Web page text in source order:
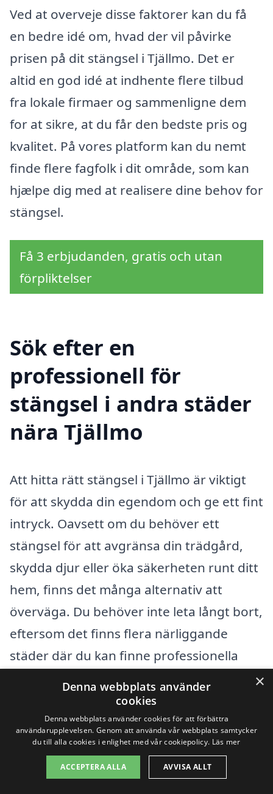
Ved at overveje disse faktorer kan du få
en bedre idé om, hvad der vil påvirke
prisen på dit stängsel i Tjällmo. Det er
altid en god idé at indhente flere tilbud
fra lokale firmaer og sammenligne dem
for at sikre, at du får den bedste pris og
kvalitet. På vores platform kan du nemt
finde flere fagfolk i dit område, som kan
hjælpe dig med at realisere dine behov for
stängsel.
Få 3 erbjudanden, gratis och utan
förpliktelser
Sök efter en
professionell för
stängsel i andra städer
nära Tjällmo
Att hitta rätt stängsel i Tjällmo är viktigt
för att skydda din egendom och ge ett fint
intryck. Oavsett om du behöver ett
stängsel för att avgränsa din trädgård,
skydda djur eller öka säkerheten runt ditt
hem, finns det många alternativ att
överväga. Du behöver inte leta långt bort,
eftersom det finns flera närliggande
städer där du kan finne professionella
Några av de omgivande städerna där du
kan söka hjälp med stängsel inkluderar:
Motala
×
Denna webbplats använder
cookies
Denna webbplats använder cookies för att förbättra
användarupplevelsen. Genom att använda vår webbplats samtycker
du till alla cookies i enlighet med vår cookiepolicy. Läs mer
ACCEPTERA ALLA AVVISA ALLT